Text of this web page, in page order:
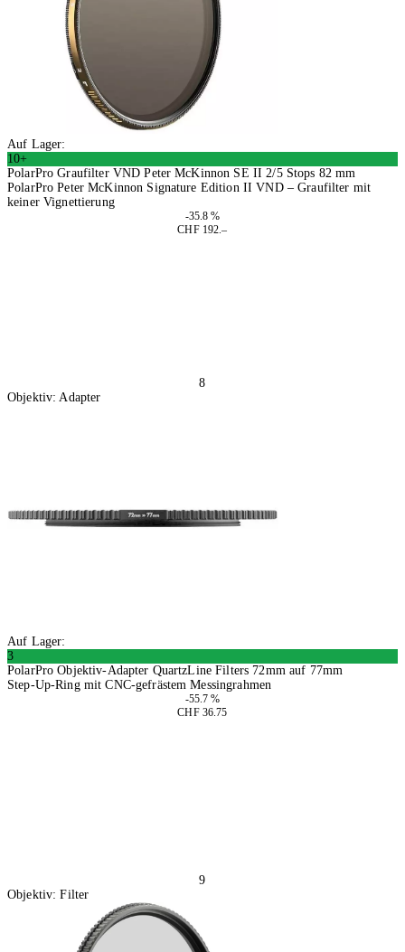
Auf Lager:
10+
PolarPro Graufilter VND Peter McKinnon SE II 2/5 Stops 82 mm
PolarPro Peter McKinnon Signature Edition II VND – Graufilter mit
keiner Vignettierung
-35.8 %
CHF 192.–
8
Objektiv: Adapter
Auf Lager:
3
PolarPro Objektiv-Adapter QuartzLine Filters 72mm auf 77mm
Step-Up-Ring mit CNC-gefrästem Messingrahmen
-55.7 %
CHF 36.75
9
Objektiv: Filter